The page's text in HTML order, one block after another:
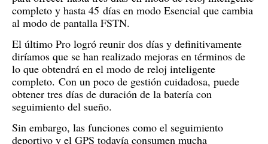
completo y hasta 45 días en modo Esencial que cambia
al modo de pantalla FSTN.
El último Pro logró reunir dos días y definitivamente
diríamos que se han realizado mejoras en términos de
lo que obtendrá en el modo de reloj inteligente
completo. Con un poco de gestión cuidadosa, puede
obtener tres días de duración de la batería con
seguimiento del sueño.
Sin embargo, las funciones como el seguimiento
deportivo y el GPS todavía consumen mucha